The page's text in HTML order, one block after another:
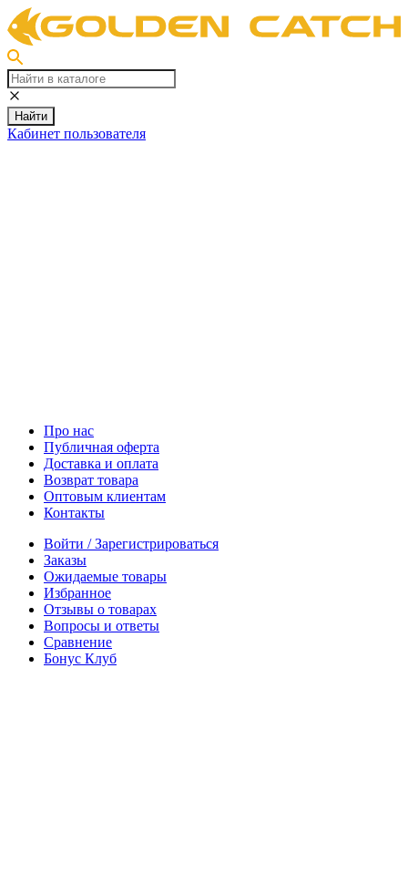
Найти
Кабинет пользователя
Про нас
Публичная оферта
Доставка и оплата
Возврат товара
Оптовым клиентам
Контакты
Войти / Зарегистрироваться
Заказы
Ожидаемые товары
Избранное
Отзывы о товарах
Вопросы и ответы
Сравнение
Бонус Клуб